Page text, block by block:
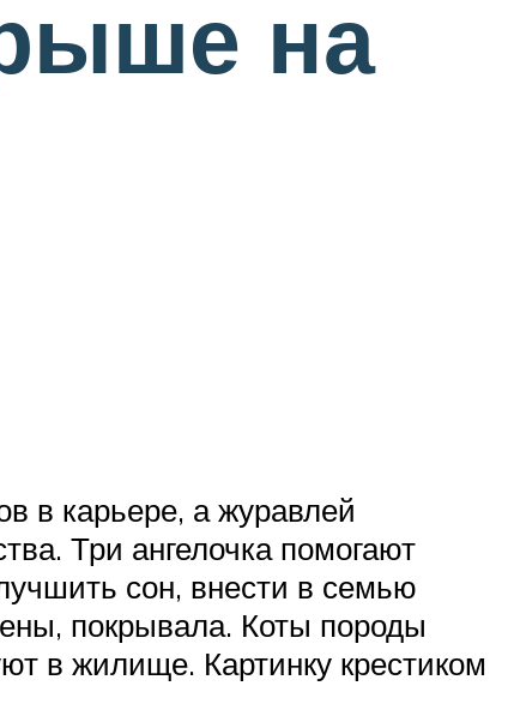
на
в карьере, а журавлей
Три ангелочка помогают
сон, внести в семью
покрывала. Коты породы
в жилище. Картинку крестиком